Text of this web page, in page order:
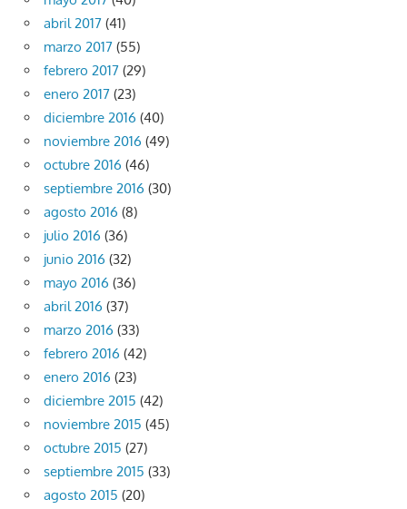
abril 2017 (41)
marzo 2017 (55)
febrero 2017 (29)
enero 2017 (23)
diciembre 2016 (40)
noviembre 2016 (49)
octubre 2016 (46)
septiembre 2016 (30)
agosto 2016 (8)
julio 2016 (36)
junio 2016 (32)
mayo 2016 (36)
abril 2016 (37)
marzo 2016 (33)
febrero 2016 (42)
enero 2016 (23)
diciembre 2015 (42)
noviembre 2015 (45)
octubre 2015 (27)
septiembre 2015 (33)
agosto 2015 (20)